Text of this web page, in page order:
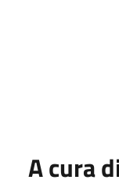
A cura